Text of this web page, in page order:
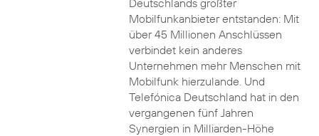
Deutschlands größter
Mobilfunkanbieter entstanden: Mit
über 45 Millionen Anschlüssen
verbindet kein anderes
Unternehmen mehr Menschen mit
Mobilfunk hierzulande. Und
Telefónica Deutschland hat in den
vergangenen fünf Jahren
Synergien in Milliarden-Höhe